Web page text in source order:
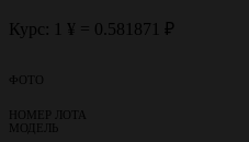
Курс: 1 ¥ = 0.581871 ₽
ФОТО
НОМЕР ЛОТА
МОДЕЛЬ